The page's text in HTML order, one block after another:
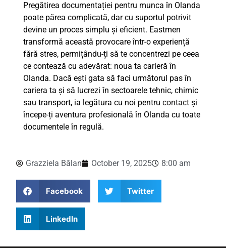
Pregătirea documentației pentru munca în Olanda
poate părea complicată, dar cu suportul potrivit
devine un proces simplu și eficient. Eastmen
transformă această provocare într-o experiență
fără stres, permițându-ți să te concentrezi pe ceea
ce contează cu adevărat: noua ta carieră în
Olanda. Dacă ești gata să faci următorul pas în
cariera ta și să lucrezi în sectoarele tehnic, chimic
sau transport, ia legătura cu noi pentru contact și
începe-ți aventura profesională în Olanda cu toate
documentele în regulă.
Grazziela Bălan October 19, 2025 8:00 am
Facebook Twitter
LinkedIn